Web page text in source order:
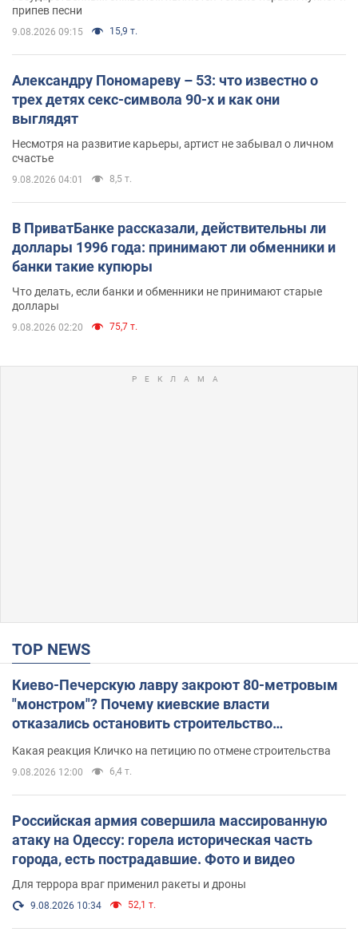
припев песни
9.08.2026 09:15 15,9 т.
Александру Пономареву – 53: что известно о
трех детях секс-символа 90-х и как они
выглядят
Несмотря на развитие карьеры, артист не забывал о личном
счастье
9.08.2026 04:01 8,5 т.
В ПриватБанке рассказали, действительны ли
доллары 1996 года: принимают ли обменники и
банки такие купюры
Что делать, если банки и обменники не принимают старые
доллары
9.08.2026 02:20 75,7 т.
TOP NEWS
Киево-Печерскую лавру закроют 80-метровым
"монстром"? Почему киевские власти
отказались остановить строительство
Какая реакция Кличко на петицию по отмене строительства
9.08.2026 12:00 6,4 т.
Российская армия совершила массированную
атаку на Одессу: горела историческая часть
города, есть пострадавшие. Фото и видео
Для террора враг применил ракеты и дроны
9.08.2026 10:34 52,1 т.